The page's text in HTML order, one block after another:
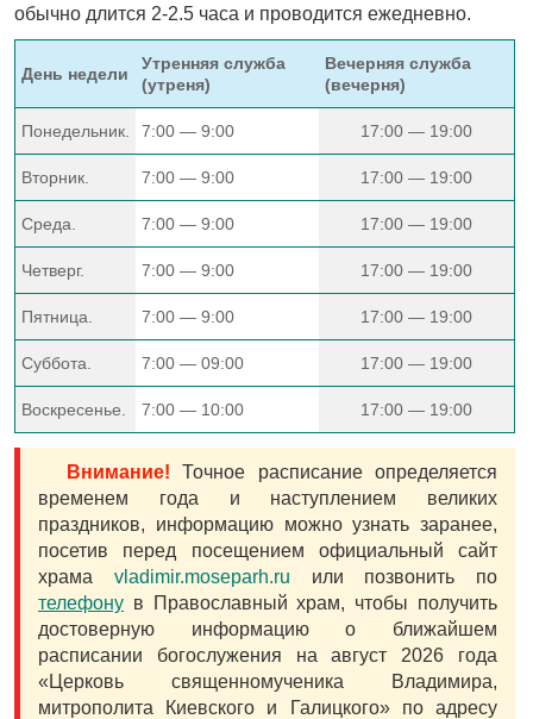
обычно длится 2-2.5 часа и проводится ежедневно.
День недели
Утренняя служба
(утреня)
Вечерняя служба
(вечерня)
Понедельник. 7:00 — 9:00 17:00 — 19:00
Вторник. 7:00 — 9:00 17:00 — 19:00
Среда. 7:00 — 9:00 17:00 — 19:00
Четверг. 7:00 — 9:00 17:00 — 19:00
Пятница. 7:00 — 9:00 17:00 — 19:00
Суббота. 7:00 — 09:00 17:00 — 19:00
Воскресенье. 7:00 — 10:00 17:00 — 19:00
Внимание! Точное расписание определяется
временем года и наступлением великих
праздников, информацию можно узнать заранее,
посетив перед посещением официальный сайт
храма vladimir.moseparh.ru или позвонить по
телефону в Православный храм, чтобы получить
достоверную информацию о ближайшем
расписании богослужения на август 2026 года
«Церковь священномученика Владимира,
митрополита Киевского и Галицкого» по адресу